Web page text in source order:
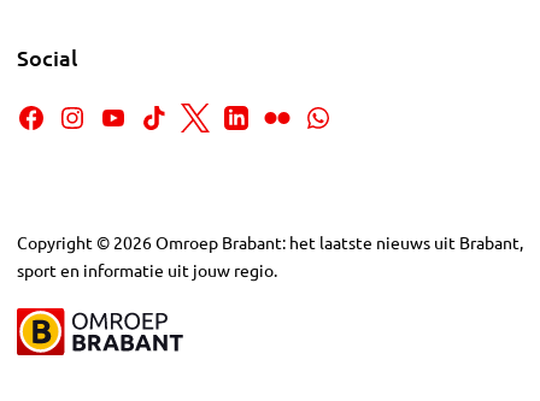
Social
Copyright © 2026Omroep Brabant: het laatste nieuws uit Brabant,
sport en informatie uit jouw regio.